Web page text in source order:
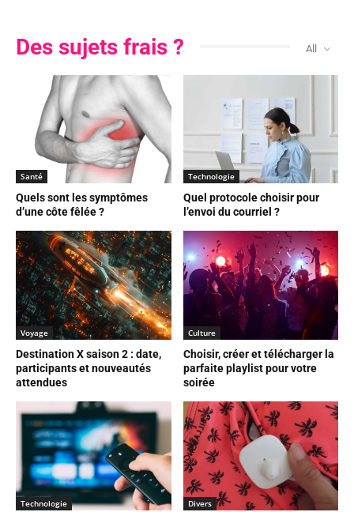
Des sujets frais ? All
Santé
Quels sont les symptômes
d’une côte fêlée ?
Technologie
Quel protocole choisir pour
l’envoi du courriel ?
Voyage
Destination X saison 2 : date,
participants et nouveautés
attendues
Culture
Choisir, créer et télécharger la
parfaite playlist pour votre
soirée
Technologie Divers